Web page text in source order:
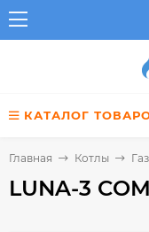
КАТАЛОГ
Главная Котлы
LUNA-3